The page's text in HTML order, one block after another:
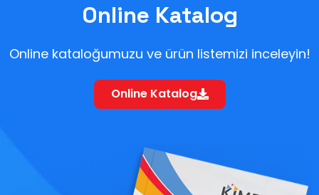
Online Katalog
Online kataloğumuzu ve ürün listemizi inceleyin!
Online Katalog